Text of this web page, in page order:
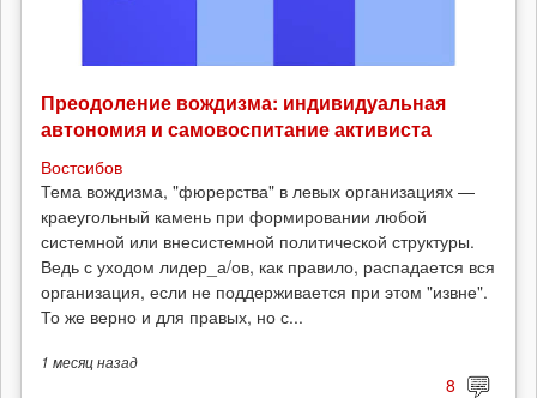
Преодоление вождизма: индивидуальная
автономия и самовоспитание активиста
Востсибов
Тема вождизма, "фюрерства" в левых организациях —
краеугольный камень при формировании любой
системной или внесистемной политической структуры.
Ведь с уходом лидер_а/ов, как правило, распадается вся
организация, если не поддерживается при этом "извне".
То же верно и для правых, но с...
1 месяцназад
8